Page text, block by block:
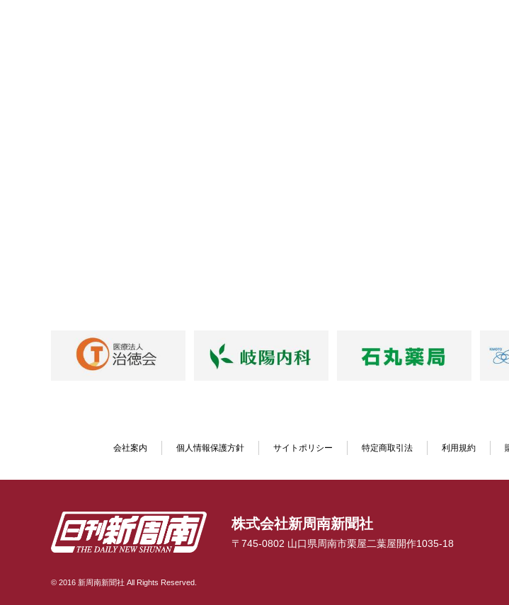
会社案内 個人情報保護方針 サイトポリシー 特定商取引法 利用規約
株式会社新周南新聞社
〒745-0802 山口県周南市栗屋二葉屋開作1035-18
© 2016 新周南新聞社 All Rights Reserved.